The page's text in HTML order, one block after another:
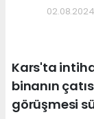
Kars'ta
binanın
görüşmesi